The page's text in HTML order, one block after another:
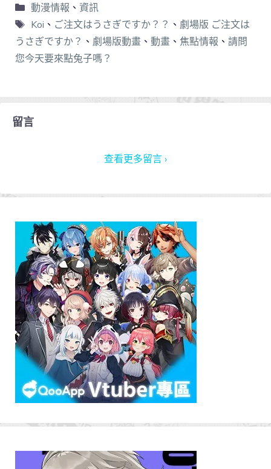
動漫情報 、 資訊
Koi 、 ご注文はうさぎですか？？ 、 劇場版 ご注文は
うさぎですか？ 、 劇場版動畫 、 動畫 、 焦點情報 、 請問
您今天要來點兔子嗎？
留言
查看更多留言 ›